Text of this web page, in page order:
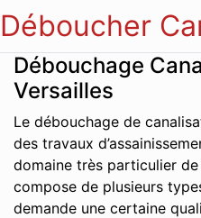
Déboucher
Débouchage
Versailles
Le débouchage de
des travaux
domaine très particulier
compose de plusieurs
demande une certaine